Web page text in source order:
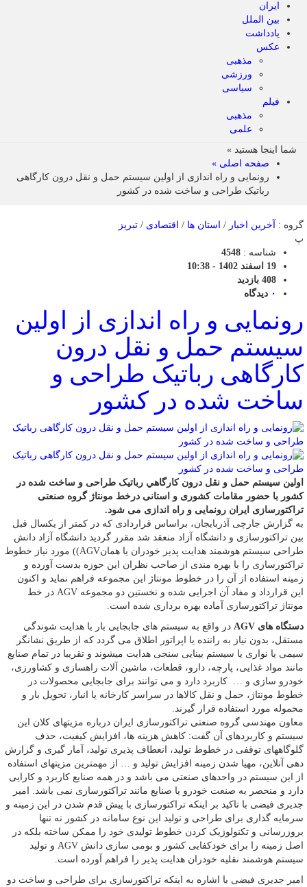
ایران
بین الملل
یادداشت
عکس
مذهبی
ورزشی
سیاسی
فیلم
مذهبی
علمی
شما اینجا هستید »
صفحه اصلی »
رونمایی و راه اندازی از اولین سیستم حمل و نقل درون کارگاهی
رباتیک طراحی و ساخت شده در کشور
گروه : آخرین اخبار / استان ها / اقتصادی / تبریز
پ
شناسه : 4548
19 اسفند 1402 - 10:38
408 بازدید
۰ دیدگاه
رونمایی و راه اندازی از اولین
سیستم حمل و نقل درون
کارگاهی رباتیک طراحی و
ساخت شده در کشور
اولین سيستم حمل و نقل درون کارگاهي رباتیک طراحی و ساخت شده در
کشور با حضور مقامات کشوری و استانی درخط مونتاژ گروه صنعتی
تراکتورسازی ایران رونمایی و راه اندازی می شود.
به گزارش جارچی آذربایجان، براساس قراردادی که در کمتر از یکسال قبل
بین تراکتورسازی و دانشگاه آزاد منعقد شد مقرر گردید دانشگاه آزاد دانش
طراحی سیستم هوشمند هدایت پذیر خودران یا همانAGV)) مورد نیاز خطوط
تراکتورسازی را با بهره مندی از صاحب نظران این حوزه بدست آورده و
زمینه استفاده از آن را در خطوط مونتاژ این مجموعه فراهم نماید و اکنون
این قرارداد و مفاد آن اجرایی شده و نخستین دو مجموعه AGV در خط
مونتاژ تراکتورسازی آماده بهره برداری شده است.
دستگاه های AGV
در واقع به سیستم های جابجایی بار با هدایت شوندگی
مستقل، بدون نیاز به راننده یا اپراتور اطلاق می گردد که از طریق نشانگر
سیمی یا نواری یا سیستم بینایی سنجی هدایت میشوند و تقریبا در تمام صنایع
مانند مواد غذایی، پارچه، دارو، قطعات، ماشین آلات راهسازی و کشاورزی،
خودرو سازی و … کاربرد دارد و می توانند برای جابجایی محصولات در
خطوط مونتاژ، حمل و نقل کالاها در سراسر کارخانه یا انبار، تحویل بار و
محموله مورد استفاده قرار گیرند.
معاون مهندسی گروه صنعتی تراکتورسازی ایران درباره مزیتهای کلان این
سیستم و کاربردهای آن گفت: کاهش هزینه ها، افزایش کیفیت، حذف
گلوگاههای توقفی در خطوط تولید، انعطاف پذیری تولید، آمار گیری و گزارش
دهی آنلاین، مهیا شدن زمینه افزایش تولید و … از مهمترین مزیتهای استفاده
از این سیستم در واحدهای صنعتی می باشد و در همه صنایع کاربرد و کارایی
دارد و منحصر به صنعت خودرو یا صنایع مانند تراکتورسازی نمی باشد. امیر
جدیری فیضی با تاکید بر اینکه تراکتورسازی با پیش قدم شدن در این زمینه و
سرمایه گذاری برای طراحی و تولید این نوع سامانه در کشور نه تنها
بروزرسانی و تکنولوژیک کردن خطوط تولیدی خود را ممکن ساخته بلکه در
اصل زمینه را برای خودکفایی کشور و بومی سازی دانش AGV و تولید
سیستم هوشمند نقلیه خودران هدایت پذیر را فراهم آورده است.
امیر جدیری فیضی با اشاره به اینکه تراکتورسازی برای طراحی و ساخت دو